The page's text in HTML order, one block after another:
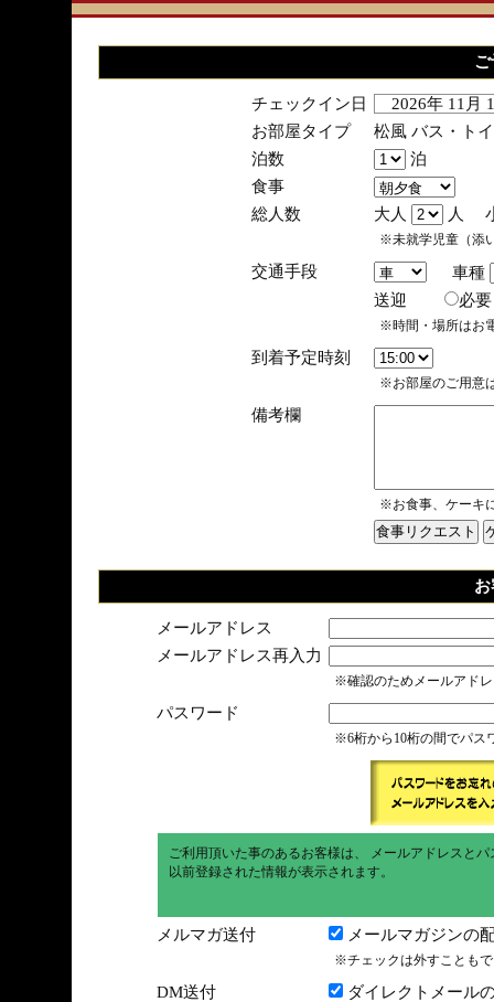
チェックイン日
2026年 11
お部屋タイプ
松風 バス・ト
泊数
泊
食事
総人数
大人 人
※未就学児童（添
交通手段
車種
送迎
※時間・場所はお
到着予定時刻
※お部屋のご用意
備考欄
※お食事、ケーキ
メールアドレス
メールアドレス再入力
※確認のためメールアド
パスワード
※6桁から10桁の間でパス
ご利用頂いた事のあるお客様は、 メールアドレスと
以前登録された情報が表示されます。
メルマガ送付 メールマガジンの
※チェックは外すことも
DM送付 ダイレクトメール